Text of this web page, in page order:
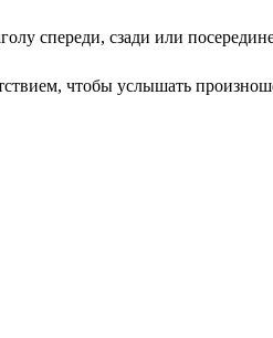
спереди, сзади или
чтобы услышать